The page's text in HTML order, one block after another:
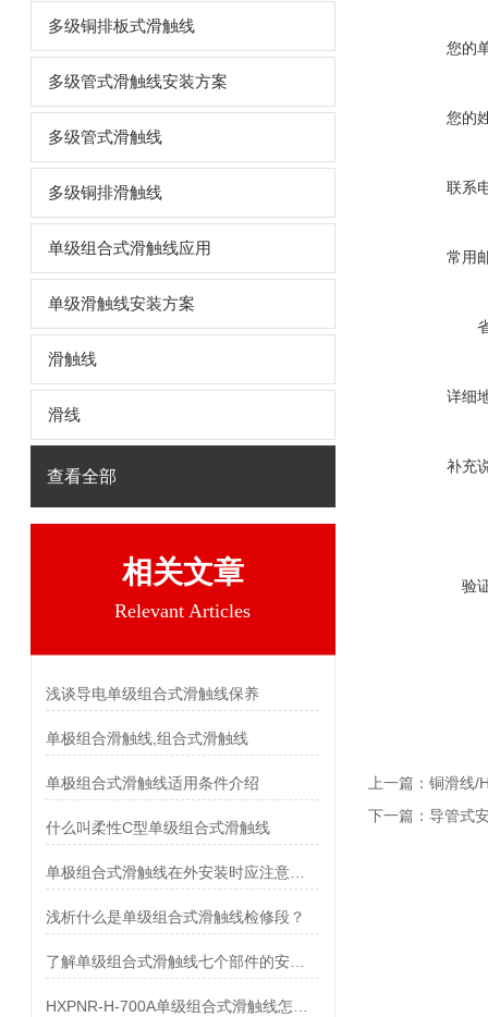
多级铜排板式滑触线
多级管式滑触线安装方案
多级管式滑触线
多级铜排滑触线
单级组合式滑触线应用
单级滑触线安装方案
滑触线
滑线
查看全部
相关文章
Relevant Articles
浅谈导电单级组合式滑触线保养
单极组合滑触线,组合式滑触线
单极组合式滑触线适用条件介绍
什么叫柔性C型单级组合式滑触线
浅析什么是单级组合式滑触线检修段？
您的
您的
联系
常用
详细
补充
验
上一篇： 铜滑线/
下一篇： 导管式